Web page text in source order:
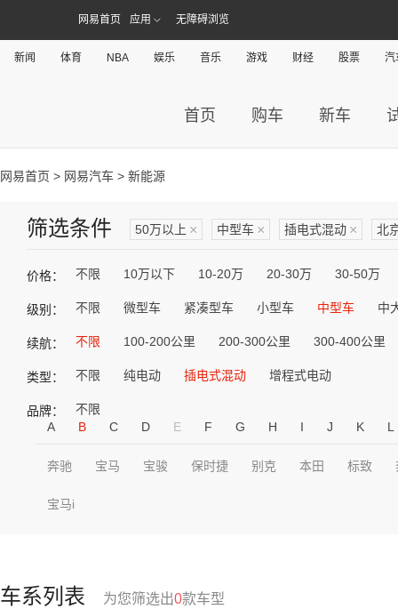
网易首页 应用 无障碍浏览
新闻 体育 NBA 娱乐 音乐 游戏 财经 股票 汽
首页 购车 新车
网易首页 > 网易汽车 > 新能源
筛选条件 50万以上 × 中型车 × 插电式混动 × 北
价格： 不限 10万以下 10-20万 20-30万 30-50万
级别： 不限 微型车 紧凑型车 小型车 中型车 中
续航： 不限 100-200公里 200-300公里 300-400公里
类型： 不限 纯电动 插电式混动 增程式电动
品牌：
不限
A
B C D E F G H I J K L
奔驰 宝马 宝骏 保时捷 别克 本田 标致
宝马i
车系列表 为您筛选出0款车型